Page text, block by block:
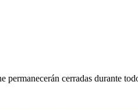
permanecerán cerradas durante